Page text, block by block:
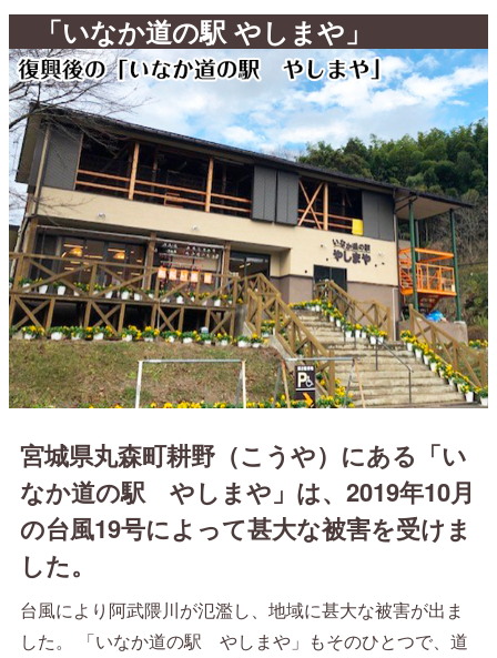
「いなか道の駅 やしまや」
宮城県丸森町耕野（こうや）にある「い
なか道の駅 やしまや」は、2019年10月
の台風19号によって甚大な被害を受けま
した。
台風により阿武隈川が氾濫し、地域に甚大な被害が出ま
した。 「いなか道の駅 やしまや」もそのひとつで、道